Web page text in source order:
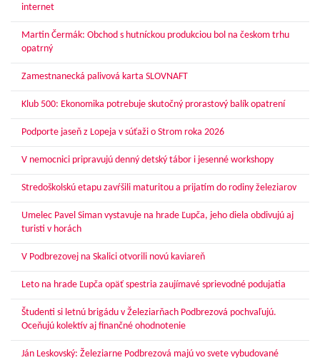
internet
Martin Čermák: Obchod s hutníckou produkciou bol na českom trhu
opatrný
Zamestnanecká palivová karta SLOVNAFT
Klub 500: Ekonomika potrebuje skutočný prorastový balík opatrení
Podporte jaseň z Lopeja v súťaži o Strom roka 2026
V nemocnici pripravujú denný detský tábor i jesenné workshopy
Stredoškolskú etapu zavŕšili maturitou a prijatím do rodiny železiarov
Umelec Pavel Siman vystavuje na hrade Ľupča, jeho diela obdivujú aj
turisti v horách
V Podbrezovej na Skalici otvorili novú kaviareň
Leto na hrade Ľupča opäť spestria zaujímavé sprievodné podujatia
Študenti si letnú brigádu v Železiarňach Podbrezová pochvaľujú.
Oceňujú kolektív aj finančné ohodnotenie
Ján Leskovský: Železiarne Podbrezová majú vo svete vybudované